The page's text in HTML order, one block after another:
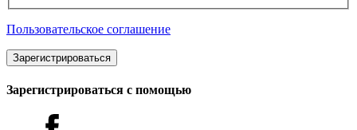
Пользовательское соглашение
Зарегистрироваться
Зарегистрироваться с помощью